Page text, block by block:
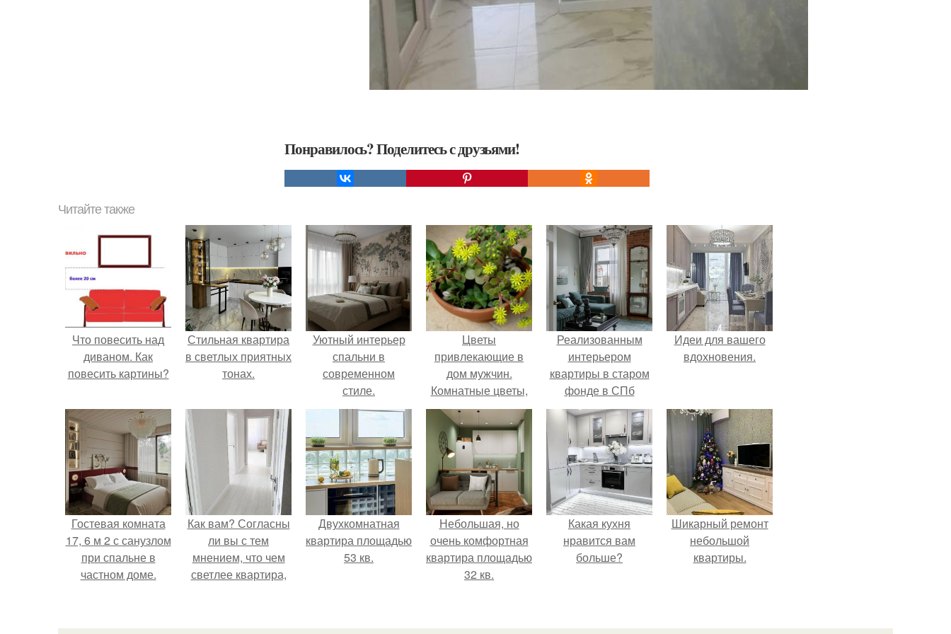
Понравилось? Поделитесь с друзьями!
Читайте также
Что повесить над
диваном. Как
повесить картины?
Стильная квартира
в светлых приятных
тонах.
Уютный интерьер
спальни в
современном
стиле.
Цветы
привлекающие в
дом мужчин.
Комнатные цветы,
притягивающие в
дом мужчин, они
обладают мощной
любовной
энергетикой
Реализованным
интерьером
квартиры в старом
фонде в СПб
делимся.
Идеи для вашего
вдохновения.
Гостевая комната
17, 6 м 2 с санузлом
при спальне в
частном доме.
Как вам? Согласны
ли вы с тем
мнением, что чем
светлее квартира,
Двухкомнатная
квартира площадью
53 кв.
Небольшая, но
очень комфортная
квартира площадью
32 кв.
Какая кухня
нравится вам
больше?
Шикарный ремонт
небольшой
квартиры.